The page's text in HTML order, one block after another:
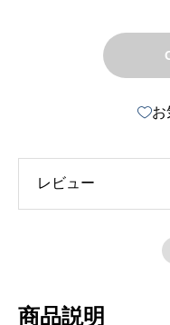
お
レビュー
レビュー投稿
商品説明